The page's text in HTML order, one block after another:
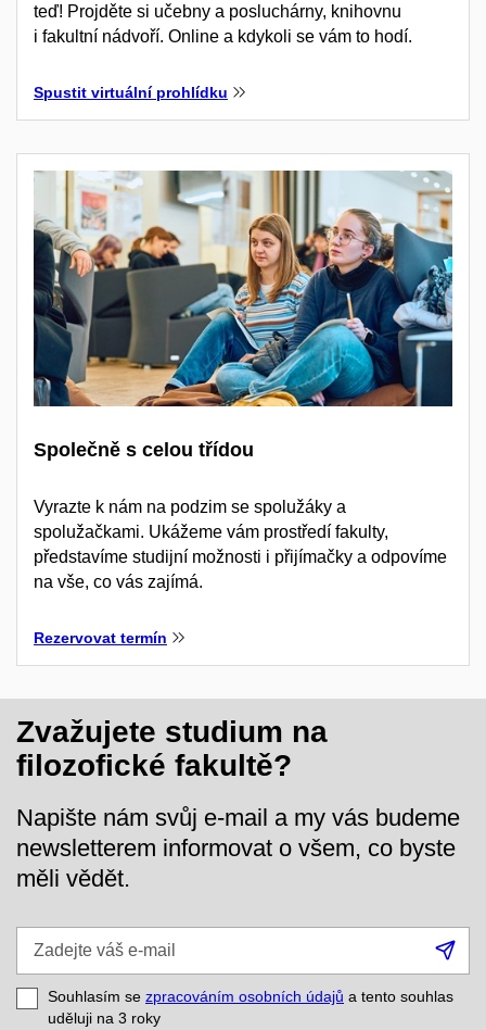
teď! Projděte si učebny a posluchárny, knihovnu
i fakultní nádvoří. Online a kdykoli se vám to hodí.
Spustit virtuální prohlídku
Společně s celou třídou
Vyrazte k nám na podzim se spolužáky a
spolužačkami. Ukážeme vám prostředí fakulty,
představíme studijní možnosti i přijímačky a odpovíme
na vše, co vás zajímá.
Rezervovat termín
Zvažujete studium na
filozofické fakultě?
Napište nám svůj e-mail a my vás budeme
newsletterem informovat o všem, co byste
měli vědět.
e-
mail
Souhlasím se zpracováním osobních údajů a tento souhlas
uděluji na 3 roky